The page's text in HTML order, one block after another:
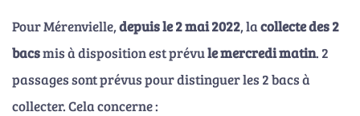
Pour Mérenvielle,depuis le 2 mai 2022, lacollecte des 2
bacsmis à disposition est prévule mercredi matin. 2
passages sont prévus pour distinguer les 2 bacs à
collecter. Cela concerne :